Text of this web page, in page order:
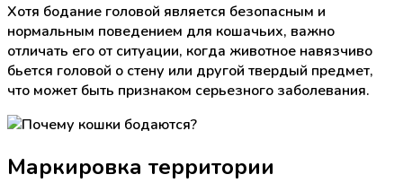
Хотя бодание головой является безопасным и
нормальным поведением для кошачьих, важно
отличать его от ситуации, когда животное навязчиво
бьется головой о стену или другой твердый предмет,
что может быть признаком серьезного заболевания.
Маркировка территории